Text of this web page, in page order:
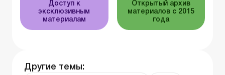
Доступ к
эксклюзивным
материалам
Открытый архив
материалов с 2015
года
Другие темы: